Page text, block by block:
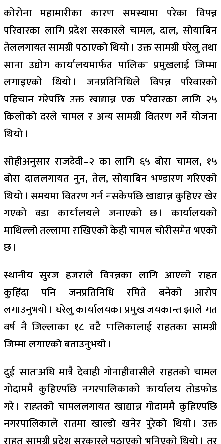
कोरोना महामारीका कारण समस्यामा परेका विपन्न
परिवारका लागि प्रदेश सरकारले चामल, दाल, सोयाबिन
तेललगायत सामग्री पठाएको थियो । उक्त सामग्री घरेलु तथा
साना उद्योग कार्यालयमार्फत पालिका प्रमुखलाई जिम्मा
लगाइएको थियो । जनप्रतिनिधिले विपन्न परिवारको
पहिचान गरेपछि उक्त खाद्यान्न एक परिवारका लागि २५
किलोको दरले चामल र अन्य सामग्री वितरण गर्ने योजना
थियो ।
सोहीअनुसार राजदेवी–२ का लागि ६५ बोरा चामल, १५
बोरा दाललगायत नुन, तेल, सोयाबिन भण्डारण गरिएको
थियो । समयमा वितरण गर्न नसकेपछि खाद्यान्न कुहिएर खेर
गएको वडा कार्यालयले जनाएको छ । कार्यालयको
माथिल्लो तल्लामा राखिएको केही चामल चोरीसमेत भएको
छ ।
स्थानीय सुरज हजराले विपन्नका लागि आएको राहत
कुहिँदा पनि जनप्रतिनिधि रमिते बनेको आरोप
लगाउनुभयो । घरेलु कार्यालयका प्रमुख जयकान्त झाले गत
वर्ष नै जिल्लाका १८ वटै पालिकालाई राहतका सामग्री
जिम्मा लगाएको बताउनुभयो ।
दुई साताअघि मात्रै देवाही गोनाहीवासीले राहतको चामल
गोदाममै कुहिएपछि नगरपालिकाको कार्यालय तोडफोड
गरे । राहतको चामललगायत खाद्यान्न गोदाममै कुहिएपछि
नगरपालिकाले रातमा खाल्डो खनेर पुरेको थियो । उक्त